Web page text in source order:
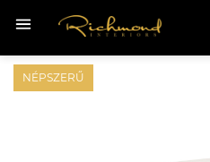
NÉPSZERŰ